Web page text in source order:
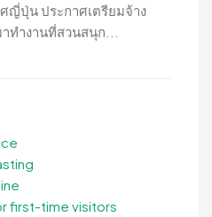
ญี่ปุ่น ประกาศเตรียมจ้าง
ทำงานที่สวนสนุก...
first-time visitors